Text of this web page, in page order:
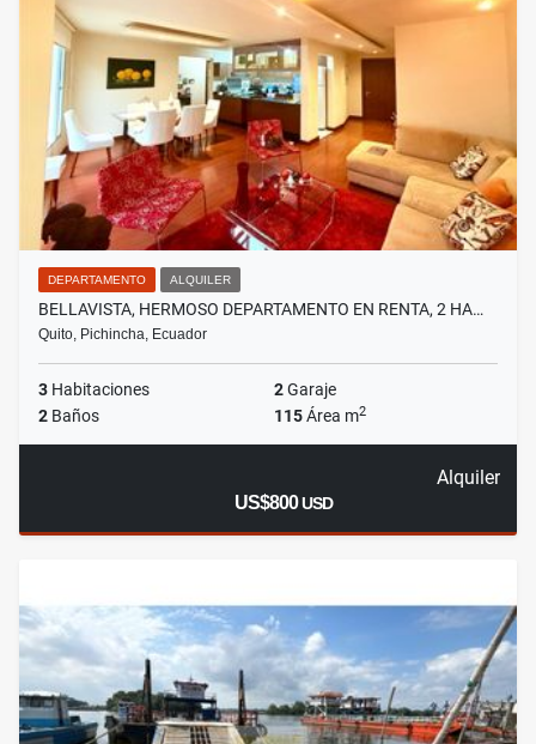
DEPARTAMENTO ALQUILER
BELLAVISTA, HERMOSO DEPARTAMENTO EN RENTA, 2 HA…
Quito, Pichincha, Ecuador
3 Habitaciones 2Garaje
2 Baños 115Área m2
Alquiler
US$800USD